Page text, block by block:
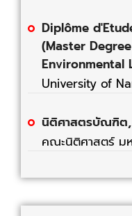
Diplôme
(Master
Environmental
University of
นิติศาสตรบัณฑิต,
คณะนิติศาสตร์ ม